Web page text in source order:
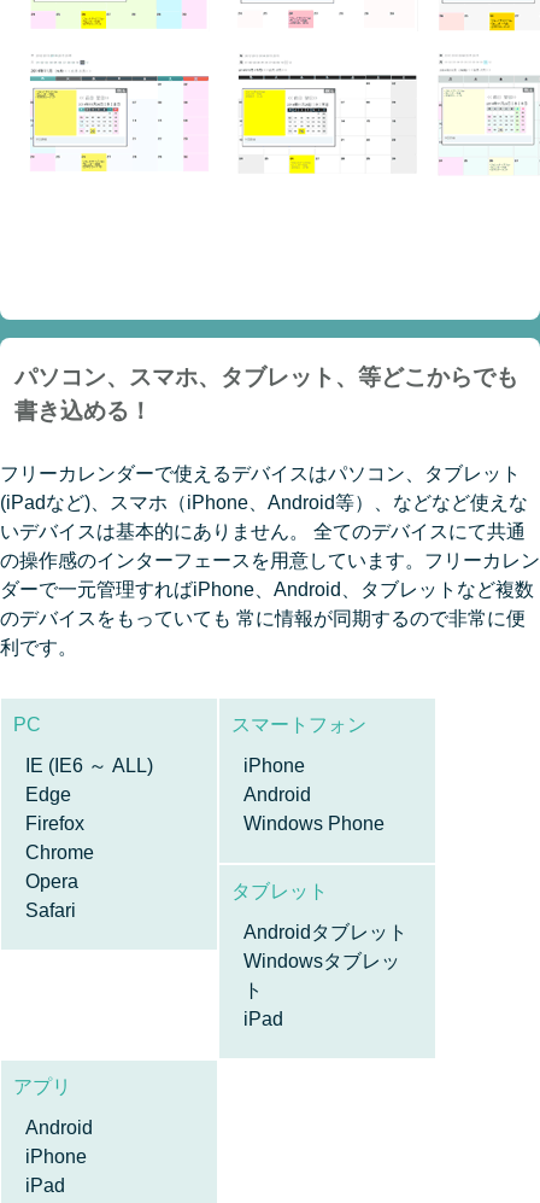
パソコン、スマホ、タブレット、等どこからでも
書き込める！
フリーカレンダーで使えるデバイスはパソコン、タブレット
(iPadなど)、スマホ（iPhone、Android等）、などなど使えな
いデバイスは基本的にありません。 全てのデバイスにて共通
の操作感のインターフェースを用意しています。フリーカレン
ダーで一元管理すればiPhone、Android、タブレットなど複数
のデバイスをもっていても 常に情報が同期するので非常に便
利です。
PC
IE (IE6 ～ ALL)
Edge
Firefox
Chrome
Opera
Safari
スマートフォン
iPhone
Android
Windows Phone
タブレット
Androidタブレット
Windowsタブレッ
ト
iPad
アプリ
Android
iPhone
iPad